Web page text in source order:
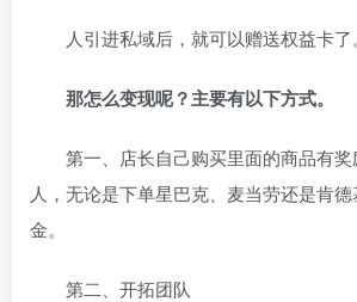
人引进私域后，就可以赠送权益卡了。
那怎么变现呢？主要有以下方式。
第一、店长自己购买里面的商品有
人，无论是下单星巴克、麦当劳还是肯
金。
第二、开拓团队